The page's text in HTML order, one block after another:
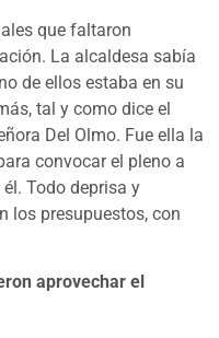
que faltaron
La alcaldesa sabía
de ellos estaba en su
tal y como dice el
Del Olmo. Fue ella la
convocar el pleno a
Todo deprisa y
los presupuestos, con
aprovechar el